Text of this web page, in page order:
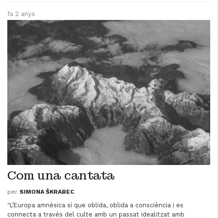
fa 2 anys
Com una cantata
per SIMONA ŠKRABEC
"L’Europa amnèsica sí que oblida, oblida a consciència i es
connecta a través del culte amb un passat idealitzat amb